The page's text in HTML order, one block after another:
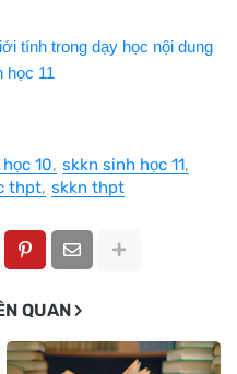
tính trong dạy học nội dung
học 11
10 skkn sinh học 11
thpt skkn thpt
QUAN